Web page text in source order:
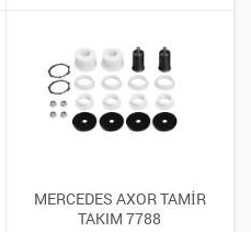
MERCEDES AXOR TAMİR
TAKIM 7788